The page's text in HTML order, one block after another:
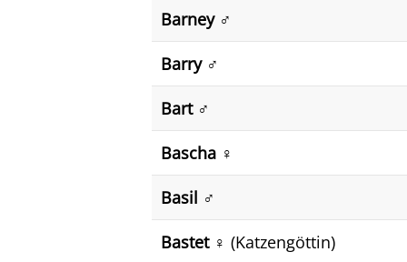
Barney ♂️
Barry ♂️
Bart ♂️
Bascha ♀️
Basil ♂️
Bastet ♀️ (Katzengöttin)